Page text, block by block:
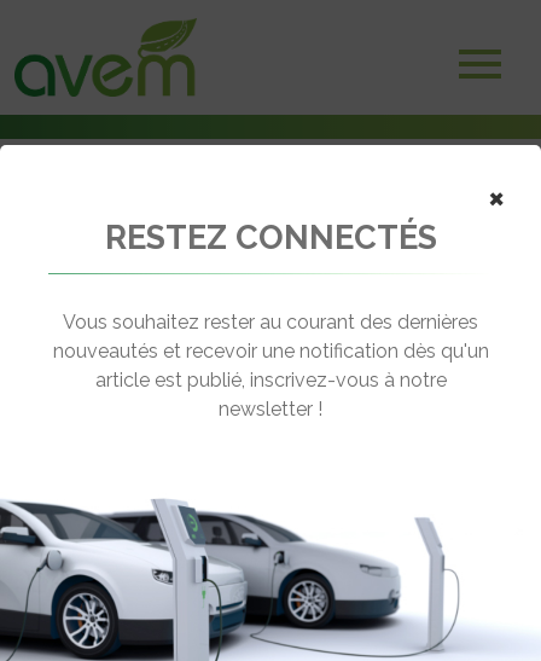
Sport fastback électrique, l’Alpine A390 se dévoile
← Revenir aux actualités
L’ALPINE A390 SE DÉVOILE
Rédigé par Emmanuel Maumon le 02 Juin 2025 à 10:00
0 commentaires
×
RESTEZ CONNECTÉS
Vous souhaitez rester au courant des dernières
nouveautés et recevoir une notification dès qu'un
article est publié, inscrivez-vous à notre
newsletter !